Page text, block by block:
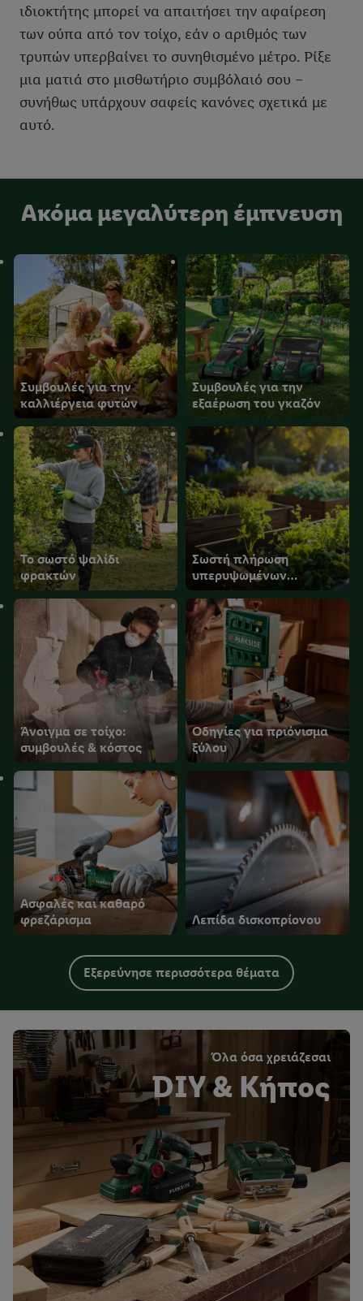
ιδιοκτήτης μπορεί να απαιτήσει την αφαίρεση
των ούπα από τον τοίχο, εάν ο αριθμός των
τρυπών υπερβαίνει το συνηθισμένο μέτρο. Ρίξε
μια ματιά στο μισθωτήριο συμβόλαιό σου –
συνήθως υπάρχουν σαφείς κανόνες σχετικά με
αυτό.
Ακόμα μεγαλύτερη έμπνευση
Συμβουλές για την
καλλιέργεια φυτών
Συμβουλές για την
εξαέρωση του γκαζόν
Το σωστό ψαλίδι
φρακτών
Σωστή πλήρωση
υπερυψωμένων
κρεβατιών
Άνοιγμα σε τοίχο:
συμβουλές & κόστος
Οδηγίες για πριόνισμα
ξύλου
Ασφαλές και καθαρό
φρεζάρισμα
Λεπίδα δισκοπρίονου
Εξερεύνησε περισσότερα θέματα
Όλα όσα χρειάζεσαι
DIY & Κήπος